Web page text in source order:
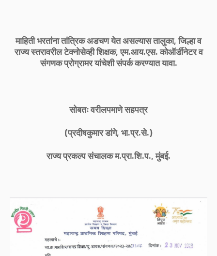
माहिती भरतांना तांत्रिक अडचण येत असल्यास तालुका, जिल्हा व
राज्य स्तरावरील टेक्नोसेव्ही शिक्षक, एम.आय.एस. कोऑर्डीनेटर व
संगणक प्रोग्रामर यांचेशी संपर्क करण्यात यावा.
सोबतः वरीलपमाणे सहपत्र
(प्रदीषकुमार डांगे, भा.प्र.से.)
राज्य प्रकल्प संचालक म.प्रा.शि.प., मुंबई.